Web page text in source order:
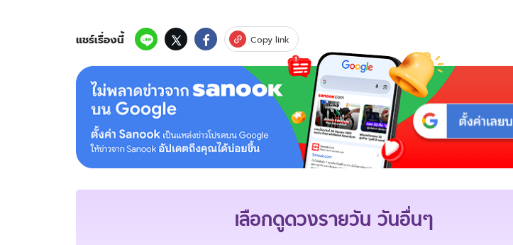
แชร์เรื่องนี้ Copy link
เลือกดูดวงรายวัน วันอื่นๆ